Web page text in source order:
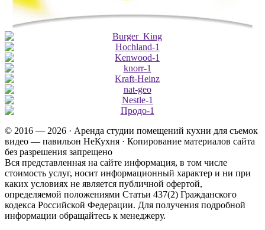
© 2016 — 2026 · Аренда студии помещений кухни для съемок
видео — павильон НеКухня · Копирование материалов сайта
без разрешения запрещено
Вся представленная на сайте информация, в том числе
стоимость услуг, носит информационный характер и ни при
каких условиях не является публичной офертой,
определяемой положениями Статьи 437(2) Гражданского
кодекса Российской Федерации. Для получения подробной
информации обращайтесь к менеджеру.